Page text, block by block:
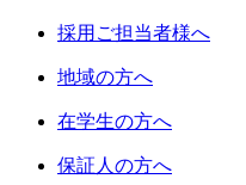
採用ご担当者様へ
地域の方へ
在学生の方へ
保証人の方へ